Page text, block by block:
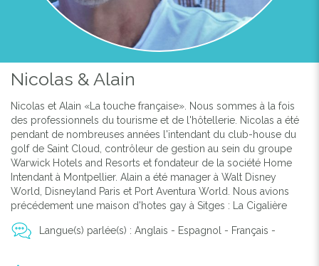
Previous Next
Nicolas & Alain
Nicolas et Alain «La touche française». Nous sommes à la fois
des professionnels du tourisme et de l'hôtellerie. Nicolas a été
pendant de nombreuses années l'intendant du club-house du
golf de Saint Cloud, contrôleur de gestion au sein du groupe
Warwick Hotels and Resorts et fondateur de la société Home
Intendant à Montpellier. Alain a été manager à Walt Disney
World, Disneyland Paris et Port Aventura World. Nous avions
précédement une maison d'hotes gay à Sitges : La Cigalière
Langue(s) parlée(s) : Anglais - Espagnol - Français -